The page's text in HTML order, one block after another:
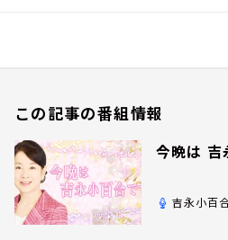
この記事の番組情報
今晩は 吉
吉永小百